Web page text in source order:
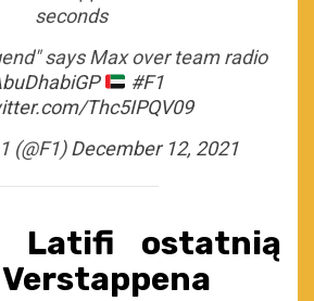
seconds
says Max over team radio
#F1
Thc5IPQV09
(@F1)December 12, 2021
Latifi ostatnią